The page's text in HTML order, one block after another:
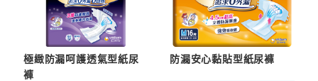
極緻防漏呵護透氣型紙尿
褲
防漏安心黏貼型紙尿褲